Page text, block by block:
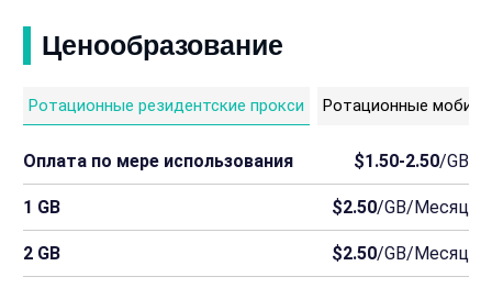
Ценообразование
Ротационные резидентские прокси Ротационные
Оплата по мере использования $1.50-2.50/GB
1 GB $2.50/GB/Месяц
2 GB $2.50/GB/Месяц